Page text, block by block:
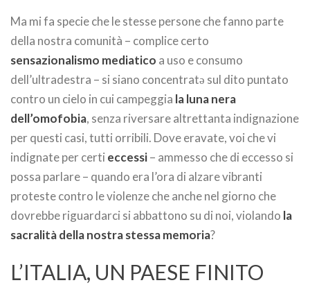
Ma mi fa specie che le stesse persone che fanno parte
della nostra comunità – complice certo
sensazionalismo mediatico a uso e consumo
dell’ultradestra – si siano concentratə sul dito puntato
contro un cielo in cui campeggia la luna nera
dell’omofobia, senza riversare altrettanta indignazione
per questi casi, tutti orribili. Dove eravate, voi che vi
indignate per certi eccessi– ammesso che di eccesso si
possa parlare – quando era l’ora di alzare vibranti
proteste contro le violenze che anche nel giorno che
dovrebbe riguardarci si abbattono su di noi, violando la
sacralità della nostra stessa memoria?
L’ITALIA, UN PAESE FINITO